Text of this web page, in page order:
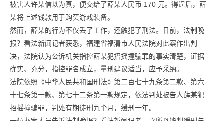
被害人许某信以为真，便交给了薛某人民币 170 元。得逞后，薛
某将上述钱款用于购买游戏装备。
然而，薛某的行为不仅丢了工作，还触犯了刑法。日前，法制晚
报？看法新闻记者获悉，福建省福清市人民法院对此案作出判
决，法院认为公诉机关指控薛某犯招摇撞骗罪的事实清楚，证据
确实、充分，指控罪名成立，量刑建议适当，应予采纳。
法院依照《中华人民共和国刑法》第二百七十九条第二款、第六
十七条第一款、第七十二条第一款规定，依法判处被告人薛某犯
招摇撞骗罪，判处有期徒刑九个月，缓刑一年。